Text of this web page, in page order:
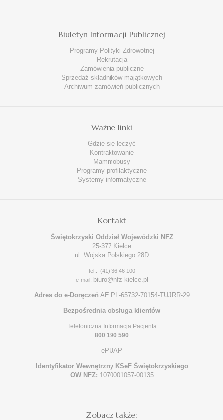
Biuletyn Informacji Publicznej
Programy Polityki Zdrowotnej
Rekrutacja
Zamówienia publiczne
Sprzedaż składników majątkowych
Archiwum zamówień publicznych
Ważne linki
Gdzie się leczyć
Kontraktowanie
Mammobusy
Programy profilaktyczne
Systemy informatyczne
Kontakt
Świętokrzyski Oddział Wojewódzki NFZ
25-377 Kielce
ul. Wojska Polskiego 28D
tel.: (41) 36 46 100
e-mail: biuro@nfz-kielce.pl
Adres do e-Doręczeń AE:PL-65732-70154-TUJRR-29
Bezpośrednia obsługa klientów
Telefoniczna Informacja Pacjenta
800 190 590
ePUAP
Identyfikator Wewnętrzny KSeF Świętokrzyskiego
OW NFZ: 1070001057-00135
Zobacz także: